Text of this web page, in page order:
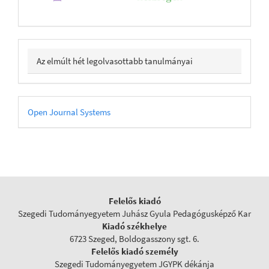
Az elmúlt hét legolvasottabb tanulmányai
Developed
By
Open Journal Systems
Felelős kiadó
Szegedi Tudományegyetem Juhász Gyula Pedagógusképző Kar
Kiadó székhelye
6723 Szeged, Boldogasszony sgt. 6.
Felelős kiadó személy
Szegedi Tudományegyetem JGYPK dékánja